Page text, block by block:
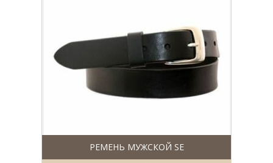
РЕМЕНЬ МУЖСКОЙ SE